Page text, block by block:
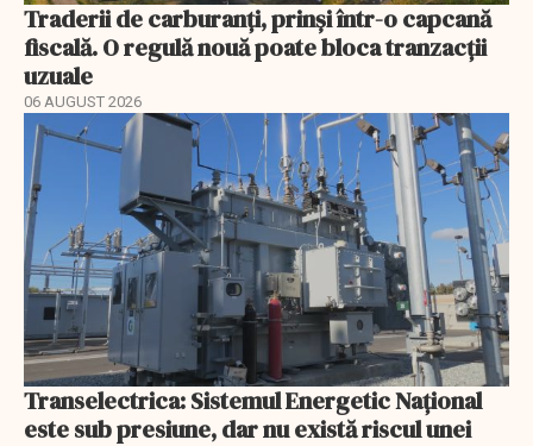
Traderii de carburanți, prinși într-o capcană
fiscală. O regulă nouă poate bloca tranzacții
uzuale
06 AUGUST 2026
Transelectrica: Sistemul Energetic Național
este sub presiune, dar nu există riscul unei